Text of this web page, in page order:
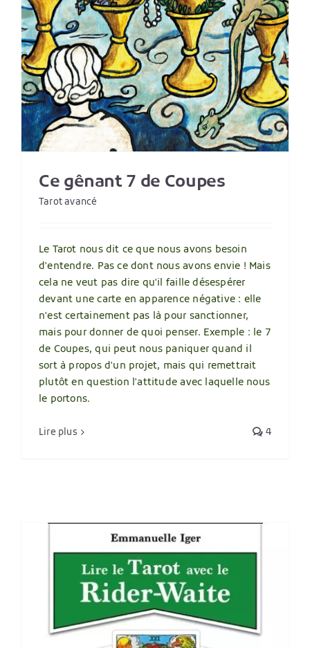
Ce gênant 7 de Coupes
Tarot avancé
Le Tarot nous dit ce que nous avons besoin
d'entendre. Pas ce dont nous avons envie ! Mais
cela ne veut pas dire qu'il faille désespérer
devant une carte en apparence négative : elle
n'est certainement pas là pour sanctionner,
mais pour donner de quoi penser. Exemple : le 7
de Coupes, qui peut nous paniquer quand il
sort à propos d'un projet, mais qui remettrait
plutôt en question l'attitude avec laquelle nous
le portons.
Lire plus 4